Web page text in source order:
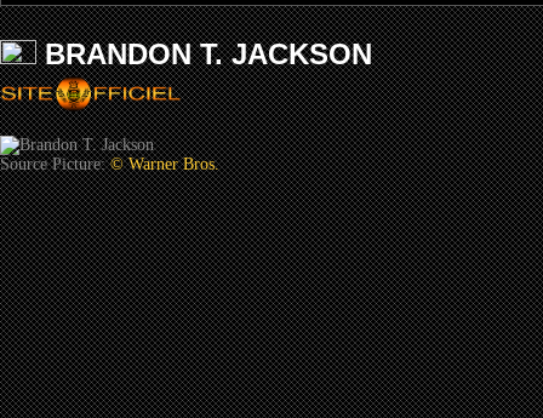
BRANDON T. JACKSON
Source Picture:© Warner Bros.